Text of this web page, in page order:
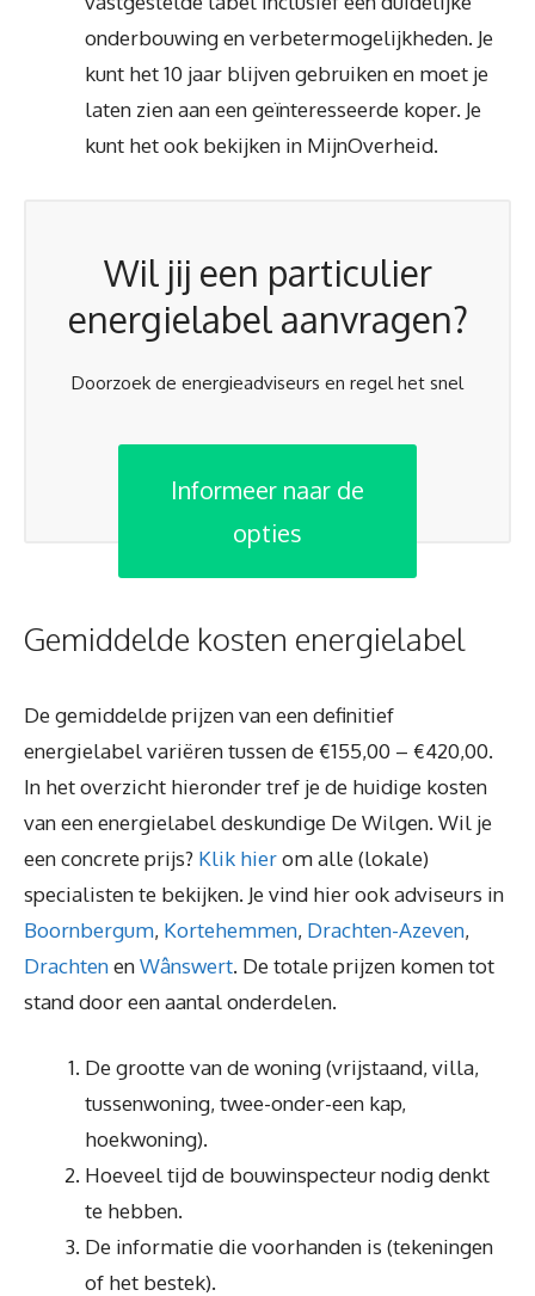
onderbouwing en verbetermogelijkheden. Je
kunt het 10 jaar blijven gebruiken en moet je
laten zien aan een geïnteresseerde koper. Je
kunt het ook bekijken in MijnOverheid.
Wil jij een particulier
energielabel aanvragen?
Doorzoek de energieadviseurs en regel het snel
Informeer naar de
opties
Gemiddelde kosten energielabel
De gemiddelde prijzen van een definitief
energielabel variëren tussen de €155,00 – €420,00.
In het overzicht hieronder tref je de huidige kosten
van een energielabel deskundige De Wilgen. Wil je
een concrete prijs? Klik hierom alle (lokale)
specialisten te bekijken. Je vind hier ook adviseurs in
Boornbergum, Kortehemmen, Drachten-Azeven,
DrachtenenWânswert. De totale prijzen komen tot
stand door een aantal onderdelen.
De grootte van de woning (vrijstaand, villa,
tussenwoning, twee-onder-een kap,
hoekwoning).
Hoeveel tijd de bouwinspecteur nodig denkt
te hebben.
De informatie die voorhanden is (tekeningen
of het bestek).